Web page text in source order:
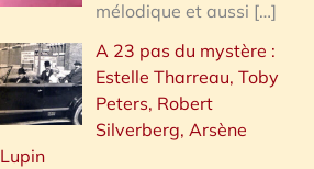
mélodique et aussi […]
A 23 pas du mystère :
Estelle Tharreau, Toby
Peters, Robert
Silverberg, Arsène
Lupin